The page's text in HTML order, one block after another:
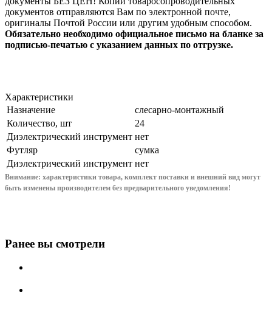
документов отправляются Вам по электронной почте,
оригиналы Почтой России или другим удобным способом.
Обязательно необходимо официальное письмо на бланке за
подписью-печатью с указанием данных по отгрузке.
Характеристики
Назначение
слесарно-монтажный
Количество, шт
24
Диэлектрический инструмент нет
Футляр
сумка
Диэлектрический инструмент нет
Внимание: характеристики товара, комплект поставки и внешний вид могут
быть изменены производителем без предварительного уведомления!
Ранее вы смотрели